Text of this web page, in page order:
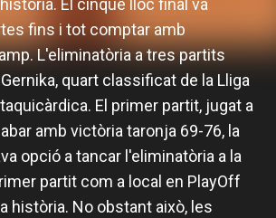
El cinqué lloc final va
fins i tot comptar amb
L'eliminatòria a tres partits
quart classificat de la Lliga
El primer partit, jugat a
amb victòria taronja 69-76, la
opció a tancar l'eliminatòria a la
partit com a local en PlayOff
història. No obstant això, les